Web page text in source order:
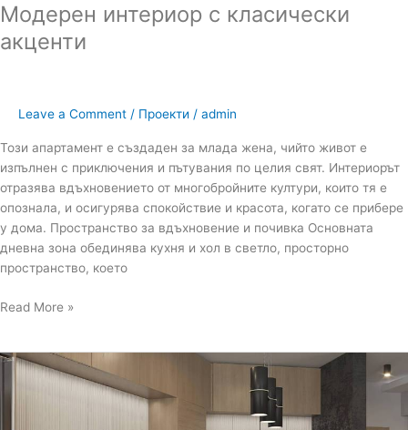
Модерен интериор с класически
акценти
Leave a Comment / Проекти / admin
Този апартамент е създаден за млада жена, чийто живот е
изпълнен с приключения и пътувания по целия свят. Интериорът
отразява вдъхновението от многобройните култури, които тя е
опознала, и осигурява спокойствие и красота, когато се прибере
у дома. Пространство за вдъхновение и почивка Основната
дневна зона обединява кухня и хол в светло, просторно
пространство, което
Read More »
Съвременен